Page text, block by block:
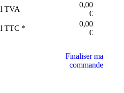
TVA
0,00
€
TTC *
0,00
€
Finaliser ma
commande